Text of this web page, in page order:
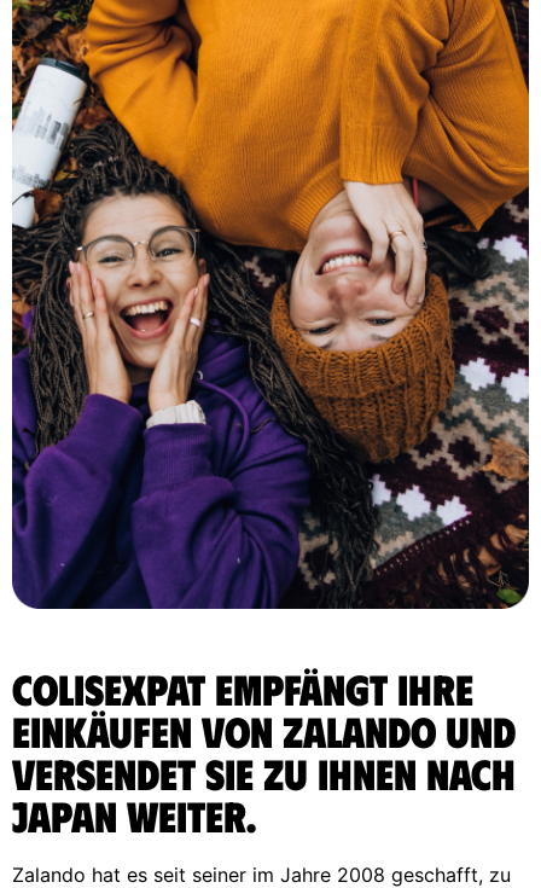
ColisExpat empfängt Ihre
Einkäufen von Zalando und
versendet sie zu Ihnen nach
Japan weiter.
Zalando hat es seit seiner im Jahre 2008 geschafft, zu